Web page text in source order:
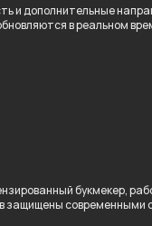
и дополнительные
в реальном
букмекер,
защищены современными